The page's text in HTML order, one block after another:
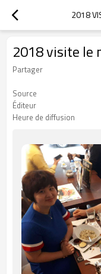
2018
2018 visite le
Partager
Source
Éditeur
Heure de diffusion